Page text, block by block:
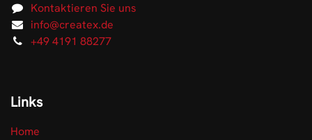
Kontaktieren Sie uns
info@createx.de
+49 4191 88277
Links
Home